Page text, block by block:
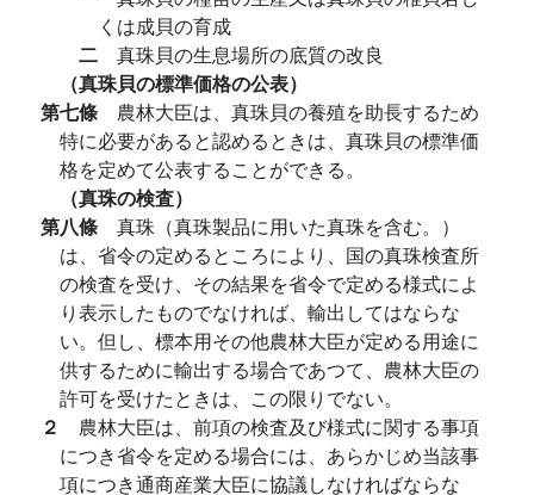
くは成貝の育成
二 真珠貝の生息場所の底質の改良
（真珠貝の標準価格の公表）
第七條 農林大臣は、真珠貝の養殖を助長するため
特に必要があると認めるときは、真珠貝の標準価
格を定めて公表することができる。
（真珠の検査）
第八條 真珠（真珠製品に用いた真珠を含む。）
は、省令の定めるところにより、国の真珠検査所
の検査を受け、その結果を省令で定める様式によ
り表示したものでなければ、輸出してはならな
い。但し、標本用その他農林大臣が定める用途に
供するために輸出する場合であつて、農林大臣の
許可を受けたときは、この限りでない。
２ 農林大臣は、前項の検査及び様式に関する事項
につき省令を定める場合には、あらかじめ当該事
項につき通商産業大臣に協議しなければならな